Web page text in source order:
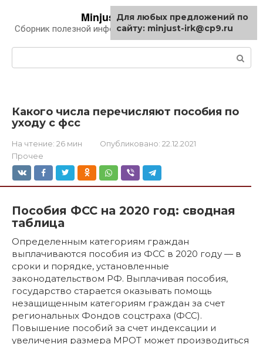
контенту
Minjust-irk.ru
Сборник полезной информации про автомобили
Какого числа перечисляют пособия по
уходу с фсс
На чтение: 26 мин Опубликовано: 22.12.2021
Прочее
Пособия ФСС на 2020 год: сводная
таблица
Определенным категориям граждан
выплачиваются пособия из ФСС в 2020 году — в
сроки и порядке, установленные
законодательством РФ. Выплачивая пособия,
государство старается оказывать помощь
незащищенным категориям граждан за счет
региональных Фондов соцстраха (ФСС).
Повышение пособий за счет индексации и
увеличения размера МРОТ может производиться
Для любых предложений по
сайту: minjust-irk@cp9.ru